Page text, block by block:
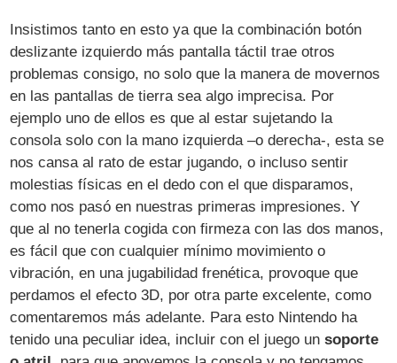
Insistimos tanto en esto ya que la combinación botón
deslizante izquierdo más pantalla táctil trae otros
problemas consigo, no solo que la manera de movernos
en las pantallas de tierra sea algo imprecisa. Por
ejemplo uno de ellos es que al estar sujetando la
consola solo con la mano izquierda –o derecha-, esta se
nos cansa al rato de estar jugando, o incluso sentir
molestias físicas en el dedo con el que disparamos,
como nos pasó en nuestras primeras impresiones. Y
que al no tenerla cogida con firmeza con las dos manos,
es fácil que con cualquier mínimo movimiento o
vibración, en una jugabilidad frenética, provoque que
perdamos el efecto 3D, por otra parte excelente, como
comentaremos más adelante. Para esto Nintendo ha
tenido una peculiar idea, incluir con el juego unsoporte